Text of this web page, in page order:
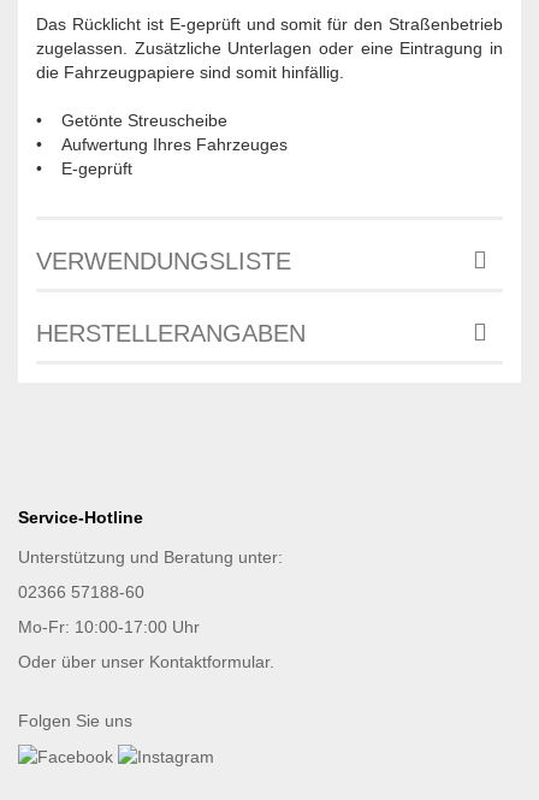
Das Rücklicht ist E-geprüft und somit für den Straßenbetrieb
zugelassen. Zusätzliche Unterlagen oder eine Eintragung in
die Fahrzeugpapiere sind somit hinfällig.
• Getönte Streuscheibe
• Aufwertung Ihres Fahrzeuges
• E-geprüft
VERWENDUNGSLISTE
HERSTELLERANGABEN
Service-Hotline
Unterstützung und Beratung unter:
02366 57188-60
Mo-Fr: 10:00-17:00 Uhr
Oder über unser Kontaktformular.
Folgen Sie uns